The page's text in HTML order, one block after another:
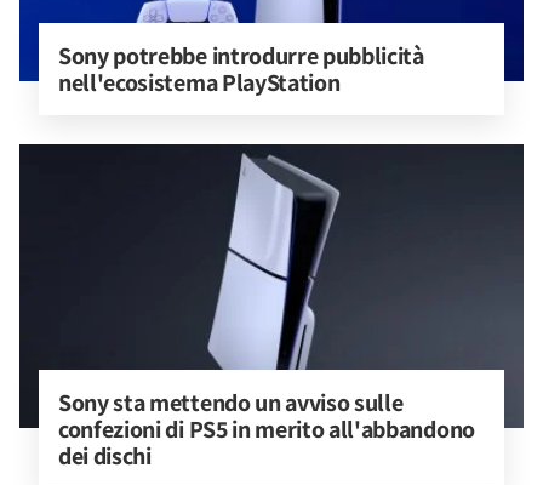
Sony potrebbe introdurre pubblicità
nell'ecosistema PlayStation
Sony sta mettendo un avviso sulle
confezioni di PS5 in merito all'abbandono
dei dischi